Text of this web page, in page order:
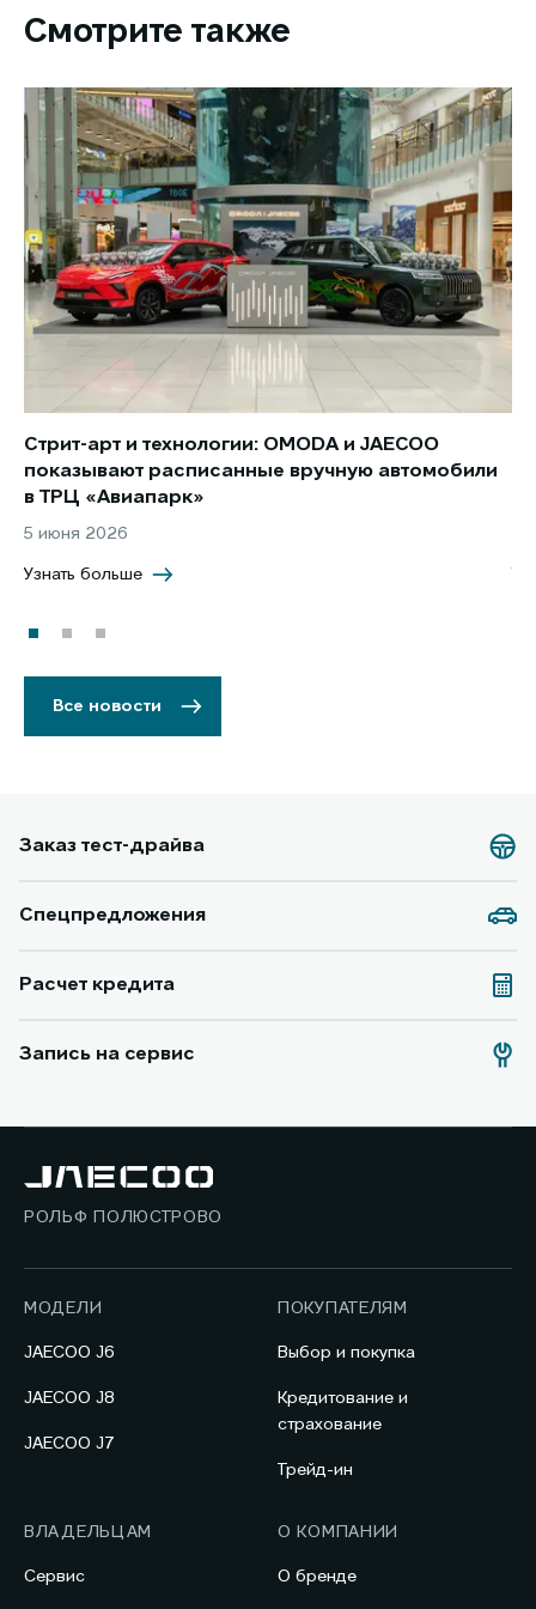
Смотрите также
Стрит-арт и технологии: OMODA и JAECOO
показывают расписанные вручную автомобили
в ТРЦ «Авиапарк»
5 июня 2026
Узнать больше
Все новости
Заказ тест-драйва
Спецпредложения
Расчет кредита
Запись на сервис
РОЛЬФ ПОЛЮСТРОВО
МОДЕЛИ
JAECOO J6
JAECOO J8
JAECOO J7
ПОКУПАТЕЛЯМ
Выбор и покупка
Кредитование и
страхование
Трейд-ин
ВЛАДЕЛЬЦАМ
Сервис
О КОМПАНИИ
О бренде